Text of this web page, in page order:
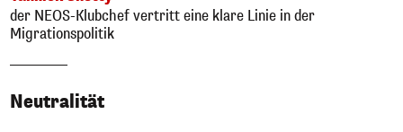
der NEOS-Klubchef vertritt eine klare Linie in der
Migrationspolitik
Neutralität